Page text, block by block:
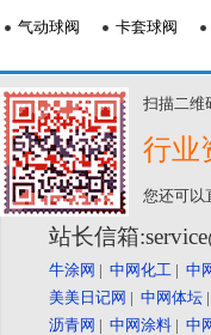
气动球阀 卡套球阀
扫描二维
行业
您还可以
站长信箱
牛涂网 | 中网化工 | 中
美美日记网 | 中网体坛 |
沥青网 | 中网涂料 | 中